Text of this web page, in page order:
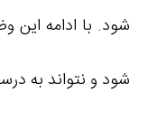
شود. با ادامه
شود و نتواند به